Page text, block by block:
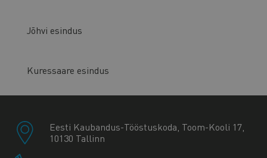
Jõhvi esindus
Kuressaare esindus
Eesti Kaubandus-Tööstuskoda, Toom-Kooli 17,
10130 Tallinn